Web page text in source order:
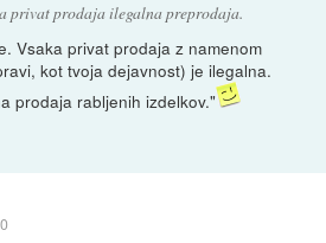
privat prodaja ilegalna preprodaja.
Vsaka privat prodaja z namenom
kot tvoja dejavnost) je ilegalna.
prodaja rabljenih izdelkov."